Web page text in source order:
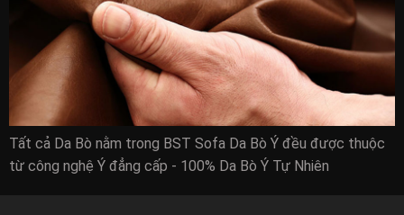
Tất cả Da Bò nằm trong BST Sofa Da Bò Ý đều được thuộc
từ công nghệ Ý đẳng cấp - 100% Da Bò Ý Tự Nhiên